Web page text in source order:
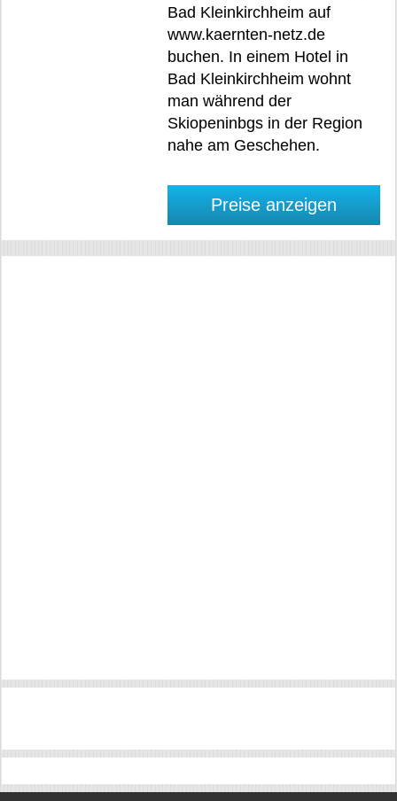
Bad Kleinkirchheim auf
www.kaernten-netz.de
buchen. In einem Hotel in
Bad Kleinkirchheim wohnt
man während der
Skiopeninbgs in der Region
nahe am Geschehen.
Preise anzeigen